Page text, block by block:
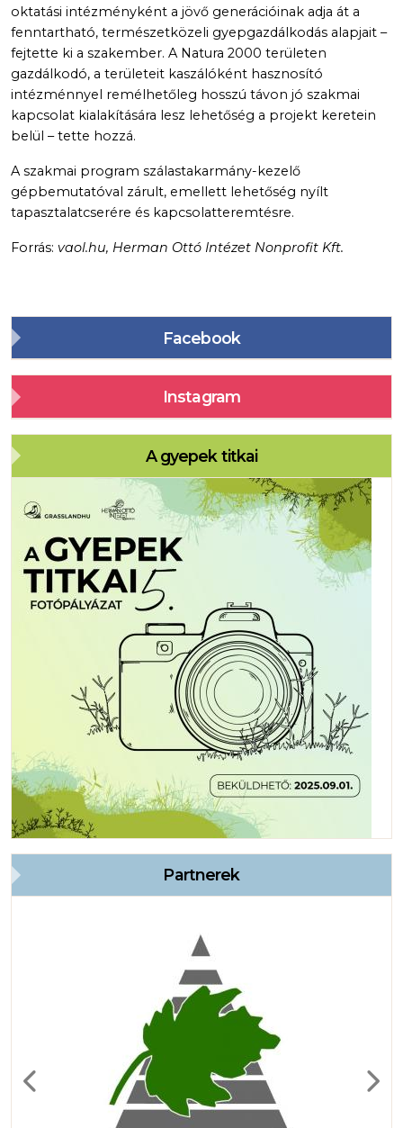
oktatási intézményként a jövő generációinak adja át a
fenntartható, természetközeli gyepgazdálkodás alapjait –
fejtette ki a szakember. A Natura 2000 területen
gazdálkodó, a területeit kaszálóként hasznosító
intézménnyel remélhetőleg hosszú távon jó szakmai
kapcsolat kialakítására lesz lehetőség a projekt keretein
belül – tette hozzá.
A szakmai program szálastakarmány-kezelő
gépbemutatóval zárult, emellett lehetőség nyílt
tapasztalatcserére és kapcsolatteremtésre.
Forrás: vaol.hu, Herman Ottó Intézet Nonprofit Kft.
Facebook
Instagram
A gyepek titkai
Partnerek
Previous Next